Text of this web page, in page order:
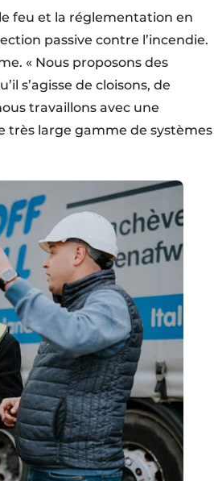
feu et la réglementation en
passive contre l’incendie.
« Nous proposons des
s’agisse de cloisons, de
travaillons avec une
très large gamme de systèmes